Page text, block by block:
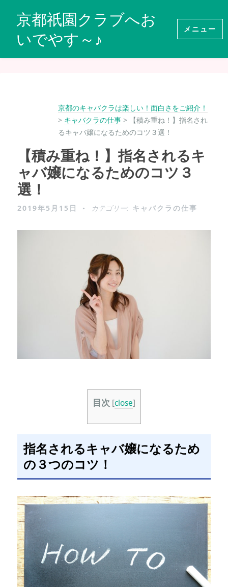
京都祇園クラブへお
いでやす～♪
メニュー
京都のキャバクラは楽しい！面白さをご紹介！
> キャバクラの仕事 >
【積み重ね！】指名され
るキャバ嬢になるためのコツ３選！
【積み重ね！】指名されるキ
ャバ嬢になるためのコツ３
選！
2019年5月15日 カテゴリー: キャバクラの仕事
目次 [close]
指名されるキャバ嬢になるため
の３つのコツ！